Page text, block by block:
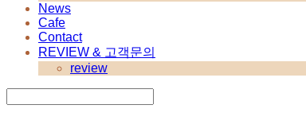
News
Cafe
Contact
REVIEW & 고객문의
review